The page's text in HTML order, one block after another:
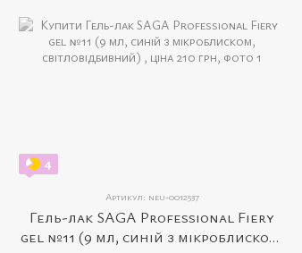
4
Артикул: neu-0012537
Гель-лак SAGA Professional Fiery
gel №11 (9 мл, синій з мікроблиском,